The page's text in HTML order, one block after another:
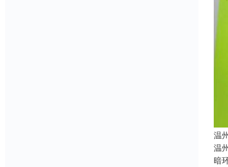
温
温
暗